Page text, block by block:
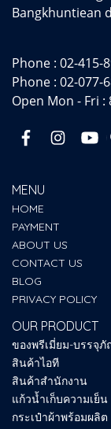
Bangkhuntiean
Phone : 02-415-
Phone : 02-077-
Open Mon - Fri :
MENU
HOME
PAYMENT
ABOUT US
CONTACT US
BLOG
PRIVACY POLICY
OUR PRODUCT
ของพรีเมี่ยม-บรรจุ
สินค้าไอที
สินค้าสำนักงาน
แก้วน้ำเก็บความเย็น
กระเป๋าผ้าพร้อมผลิต